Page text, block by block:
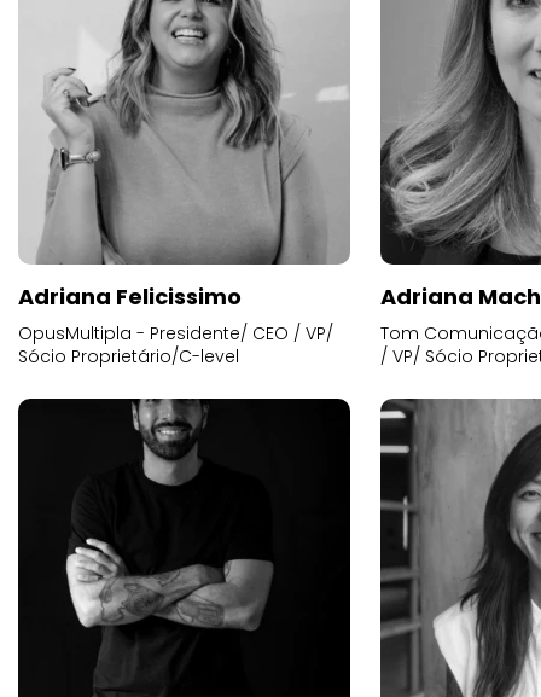
Adriana Felicissimo
OpusMultipla - Presidente/ CEO / VP/
Sócio Proprietário/C-level
Adriana
Tom
/ VP/ Sócio